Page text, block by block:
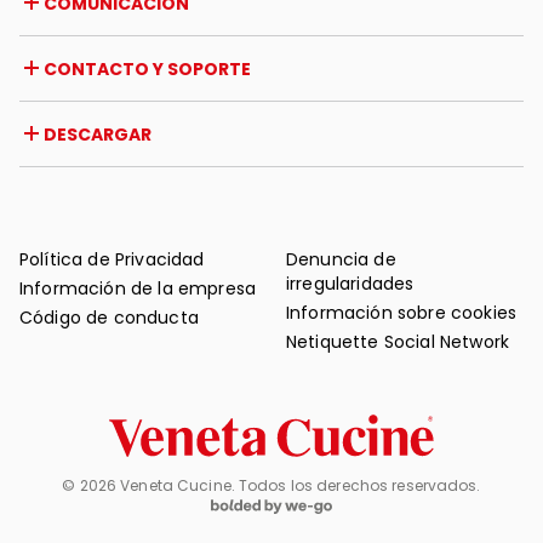
Certificaciones
Extranjero
Iniciativas de distribuidores
Noticias
Reseña de prensa
CONTACTO Y SOPORTE
Garantía
Soporte post-venta
DESCARGAR
Política de Privacidad
Información de la empresa
Código de conducta
Denuncia de
irregularidades
Información sobre cookies
Netiquette Social Network
© 2026 Veneta Cucine. Todos los derechos reservados.